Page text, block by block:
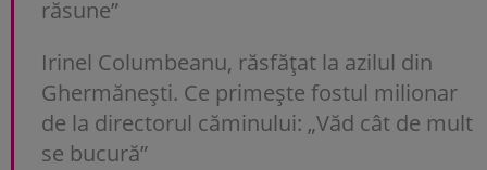
răsune”
Irinel Columbeanu, răsfățat la azilul din
Ghermănești. Ce primește fostul milionar
de la directorul căminului: „Văd cât de mult
se bucură”